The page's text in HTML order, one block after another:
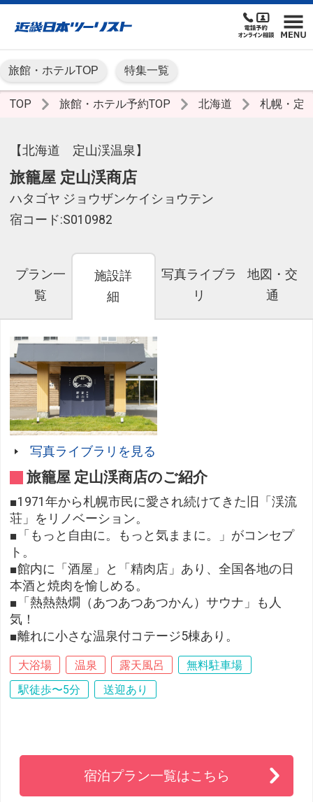
旅館・ホテルTOP 特集一覧
TOP 旅館・ホテル予約TOP 北海道 札幌・定
【北海道 定山渓温泉】
旅籠屋 定山渓商店
ハタゴヤ ジョウザンケイショウテン
宿コード:S010982
プラン一
覧
施設詳
細
写真ライブラ
リ
地図・交
通
写真ライブラリを見る
旅籠屋 定山渓商店のご紹介
■1971年から札幌市民に愛され続けてきた旧「渓流
荘」をリノベーション。
■「もっと自由に。もっと気ままに。」がコンセプ
ト。
■館内に「酒屋」と「精肉店」あり、全国各地の日
本酒と焼肉を愉しめる。
■「熱熱熱燗（あつあつあつかん）サウナ」も人
気！
■離れに小さな温泉付コテージ5棟あり。
大浴場 温泉 露天風呂
無料駐車場
駅徒歩〜5分
送迎あり
宿泊プラン一覧はこちら